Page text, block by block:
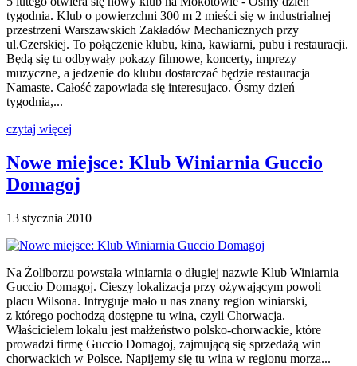
tygodnia. Klub o powierzchni 300 m 2 mieści się w industrialnej
przestrzeni Warszawskich Zakładów Mechanicznych przy
ul.Czerskiej. To połączenie klubu, kina, kawiarni, pubu i restauracji.
Będą się tu odbywały pokazy filmowe, koncerty, imprezy
muzyczne, a jedzenie do klubu dostarczać będzie restauracja
Namaste. Całość zapowiada się interesujaco. Ósmy dzień
tygodnia,...
czytaj więcej
Nowe miejsce: Klub Winiarnia Guccio
Domagoj
13 stycznia 2010
Na Żoliborzu powstała winiarnia o długiej nazwie Klub Winiarnia
Guccio Domagoj. Cieszy lokalizacja przy ożywającym powoli
placu Wilsona. Intryguje mało u nas znany region winiarski,
z którego pochodzą dostępne tu wina, czyli Chorwacja.
Właścicielem lokalu jest małżeństwo polsko-chorwackie, które
prowadzi firmę Guccio Domagoj, zajmującą się sprzedażą win
chorwackich w Polsce. Napijemy się tu wina w regionu morza...